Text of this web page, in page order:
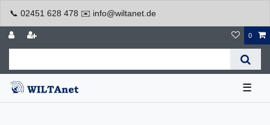
📞 02451 628 478 ✉️ info@wiltanet.de
0
☰